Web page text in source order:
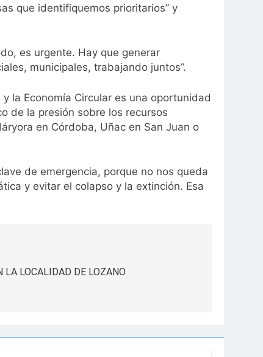
que identifiquemos prioritarios” y
es urgente. Hay que generar
municipales, trabajando juntos”.
la Economía Circular es una oportunidad
de la presión sobre los recursos
en Córdoba, Uñac en San Juan o
de emergencia, porque no nos queda
y evitar el colapso y la extinción. Esa
LA LOCALIDAD DE LOZANO